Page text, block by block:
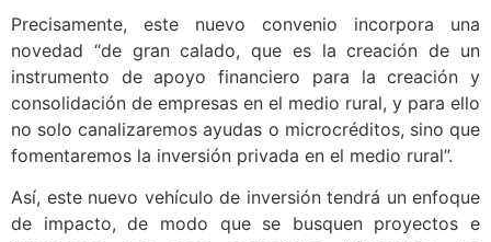
veces las ideas están, el talento está, pero falta capital
que permita transformar esas ideas en empresas reales”.
Precisamente, este nuevo convenio incorpora una
novedad “de gran calado, que es la creación de un
instrumento de apoyo financiero para la creación y
consolidación de empresas en el medio rural, y para ello
no solo canalizaremos ayudas o microcréditos, sino que
fomentaremos la inversión privada en el medio rural”.